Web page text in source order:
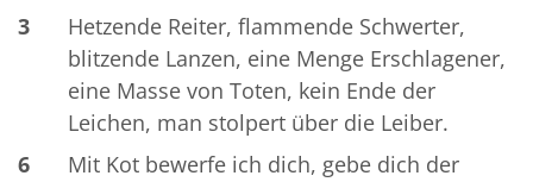
3
Hetzende Reiter, flammende Schwerter,
blitzende Lanzen, eine Menge Erschlagener,
eine Masse von Toten, kein Ende der
Leichen, man stolpert über die Leiber.
6
Mit Kot bewerfe ich dich, gebe dich der